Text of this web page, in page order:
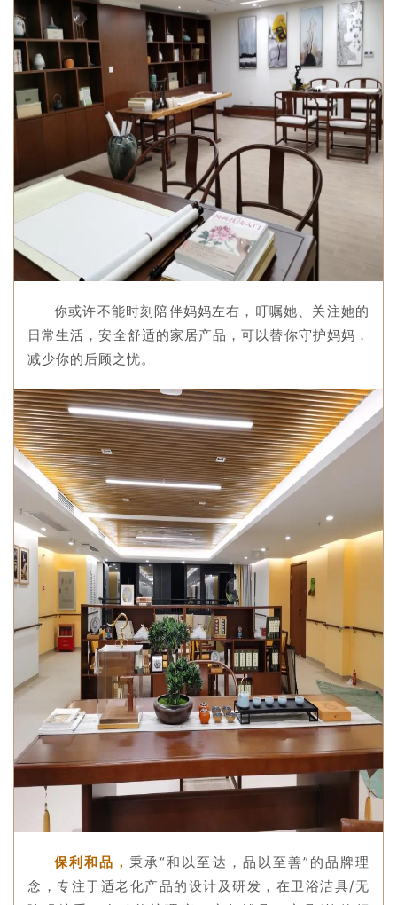
你或许不能时刻陪伴妈妈左右，叮嘱她、关注她的
日常生活，安全舒适的家居产品，可以替你守护妈妈，
减少你的后顾之忧。
保利和品，秉承“和以至达，品以至善”的品牌理
念，专注于适老化产品的设计及研发，在卫浴洁具/无